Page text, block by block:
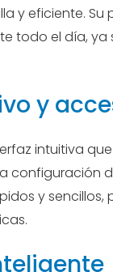
y eficiente. Su
todo el día, ya
y
intuitiva
configuración
y